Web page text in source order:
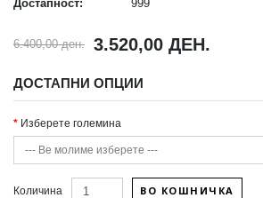
Достапност:
999
6.400,00 ден. 3.520,00 ДЕН.
ДОСТАПНИ ОПЦИИ
Изберете големина
--- Ве молиме изберете ---
Количина ВО КОШНИЧКА